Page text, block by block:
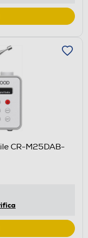
CR-M25DAB-